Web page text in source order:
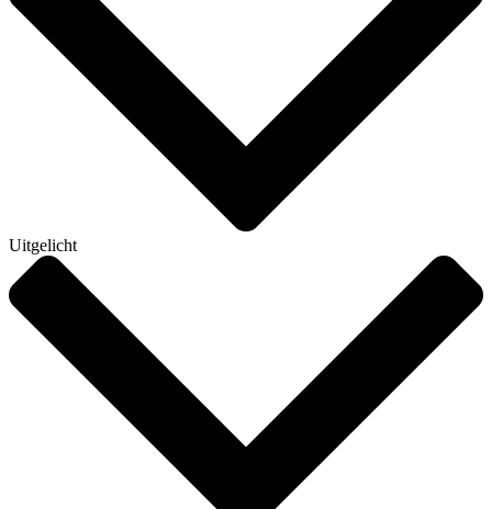
Uitgelicht